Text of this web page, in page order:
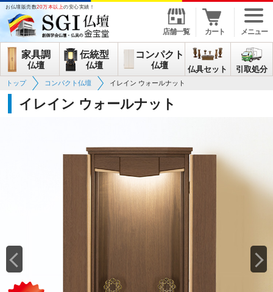
お仏壇販売数20万本以上の安心実績！
店舗一覧 カート メニュー
家具調
仏壇
伝統型
仏壇
コンパクト
仏壇 仏具セット 引取処分
トップ コンパクト仏壇 イレイン ウォールナット
イレイン ウォールナット